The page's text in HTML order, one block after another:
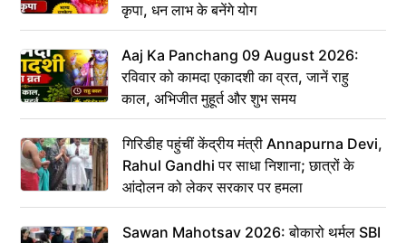
कृपा, धन लाभ के बनेंगे योग
Aaj Ka Panchang 09 August 2026:
रविवार को कामदा एकादशी का व्रत, जानें राहु
काल, अभिजीत मुहूर्त और शुभ समय
गिरिडीह पहुंचीं केंद्रीय मंत्री Annapurna Devi,
Rahul Gandhi पर साधा निशाना; छात्रों के
आंदोलन को लेकर सरकार पर हमला
Sawan Mahotsav 2026: बोकारो थर्मल SBI